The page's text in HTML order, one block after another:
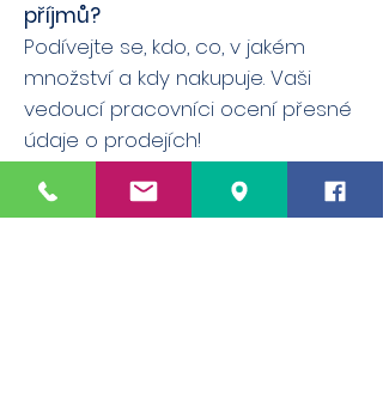
příjmů?
Podívejte se, kdo, co, v jakém
množství a kdy nakupuje. Vaši
vedoucí pracovníci ocení přesné
údaje o prodejích!